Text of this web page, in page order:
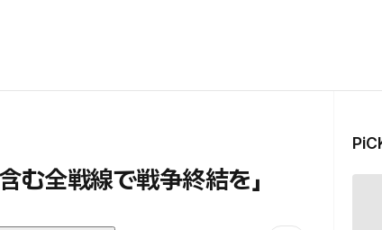
む全戦線で戦争終結を」